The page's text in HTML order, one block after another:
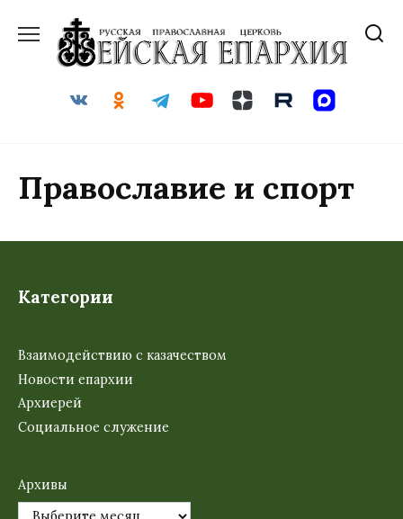
содержанию
Православие и спорт
Категории
Взаимодействию с казачеством
Новости епархии
Архиерей
Социальное служение
Архивы